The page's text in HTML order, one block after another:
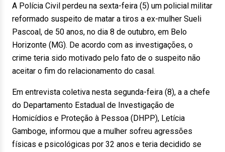
A Polícia Civil perdeu na sexta-feira (5) um policial militar
reformado suspeito de matar a tiros a ex-mulher Sueli
Pascoal, de 50 anos, no dia 8 de outubro, em Belo
Horizonte (MG). De acordo com as investigações, o
crime teria sido motivado pelo fato de o suspeito não
aceitar o fim do relacionamento do casal.
Em entrevista coletiva nesta segunda-feira (8), a a chefe
do Departamento Estadual de Investigação de
Homicídios e Proteção à Pessoa (DHPP), Letícia
Gamboge, informou que a mulher sofreu agressões
físicas e psicológicas por 32 anos e teria decidido se